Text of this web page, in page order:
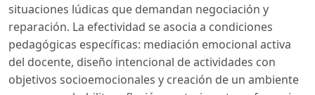
situaciones lúdicas que demandan negociación y
reparación. La efectividad se asocia a condiciones
pedagógicas específicas: mediación emocional activa
del docente, diseño intencional de actividades con
objetivos socioemocionales y creación de un ambiente